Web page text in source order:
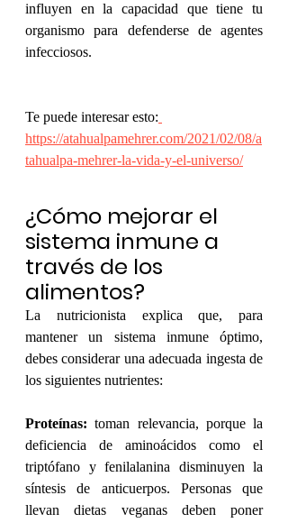
influyen en la capacidad que tiene tu
organismo para defenderse de agentes
infecciosos.
Te puede interesar esto:
https://atahualpamehrer.com/2021/02/08/a
tahualpa-mehrer-la-vida-y-el-universo/
¿Cómo mejorar el
sistema inmune a
través de los
alimentos?
La nutricionista explica que, para
mantener un sistema inmune óptimo,
debes considerar una adecuada ingesta de
los siguientes nutrientes:
Proteínas: toman relevancia, porque la
deficiencia de aminoácidos como el
triptófano y fenilalanina disminuyen la
síntesis de anticuerpos. Personas que
llevan dietas veganas deben poner